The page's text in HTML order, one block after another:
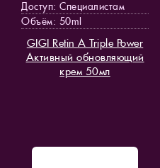
Доступ: Специалистам
Объём: 50ml
GIGI Retin A Triple Power
Активный обновляющий
крем 50мл